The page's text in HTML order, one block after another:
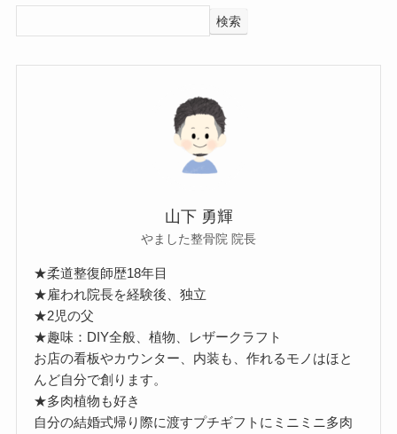
検索
山下 勇輝
やました整骨院 院長
★柔道整復師歴18年目
★雇われ院長を経験後、独立
★2児の父
★趣味：DIY全般、植物、レザークラフト
お店の看板やカウンター、内装も、作れるモノはほと
んど自分で創ります。
★多肉植物も好き
自分の結婚式帰り際に渡すプチギフトにミニミニ多肉